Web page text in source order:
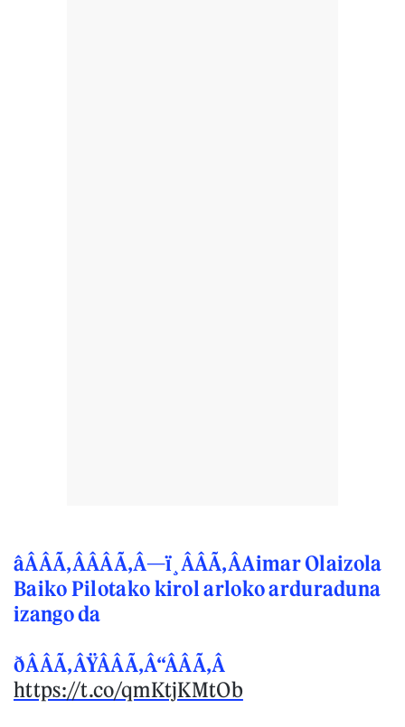
âÂÂÃ‚ÂÂÂÃ‚Â—ï¸ÂÂÃ‚ÂAimar Olaizola
Baiko Pilotako kirol arloko arduraduna
izango da
ðÂÂÃ‚ÂŸÂÂÃ‚Â“ÂÂÃ‚Â
https://t.co/qmKtjKMtOb